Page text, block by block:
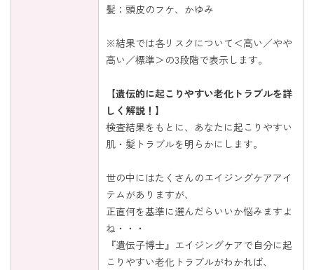
​髪：頭皮のフケ、かゆみ
※結果では各リスクについて＜高い／やや
高い／標準＞の3段階で表示します。
【遺伝的に起こりやすい老化トラブルを詳
しく解説！】
検査結果をもとに、あなたに起こりやすい
肌・髪トラブルを明らかにします。
世の中にはたくさんのエイジングケアアイ
テムがありますが、
正直何を基準に選んだらいいか悩みますよ
ね・・・
『遺伝子博士』エイジングケアで自分に起
こりやすい老化トラブルがわかれば、